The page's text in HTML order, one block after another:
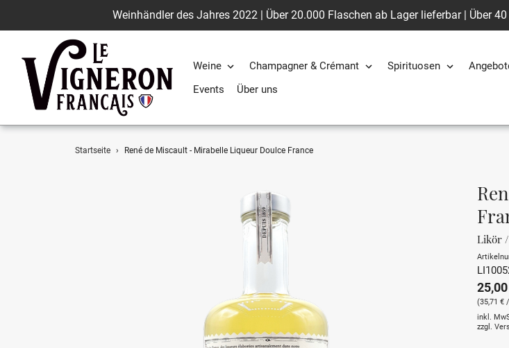
Weinhändler des Jahres 2022 | Über 20.000 Flaschen ab Lager lieferbar | Über
Weine Champagner & Crémant Spirituosen
Events
Über uns
Startseite › René de Miscault - Mirabelle Liqueur Doulce France
Likör /
(35,71 €
inkl.
zzgl.